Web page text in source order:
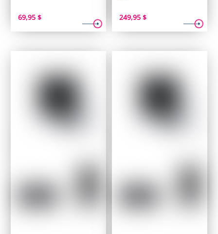
69,95$ 249,95$